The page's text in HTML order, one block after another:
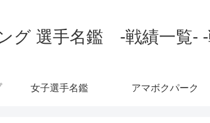
グ 選手名鑑 -戦績一覧- -
女子選手名鑑 アマボクパーク